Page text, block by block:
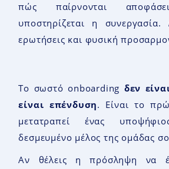
πώς παίρνονται
υποστηρίζεται η
ερωτήσεις και φυσική
Το σωστό onboarding δεν
είναι επένδυση. Είναι το
μετατραπεί ένας
δεσμευμένο μέλος της ομάδας
Αν θέλεις η πρόσληψη να